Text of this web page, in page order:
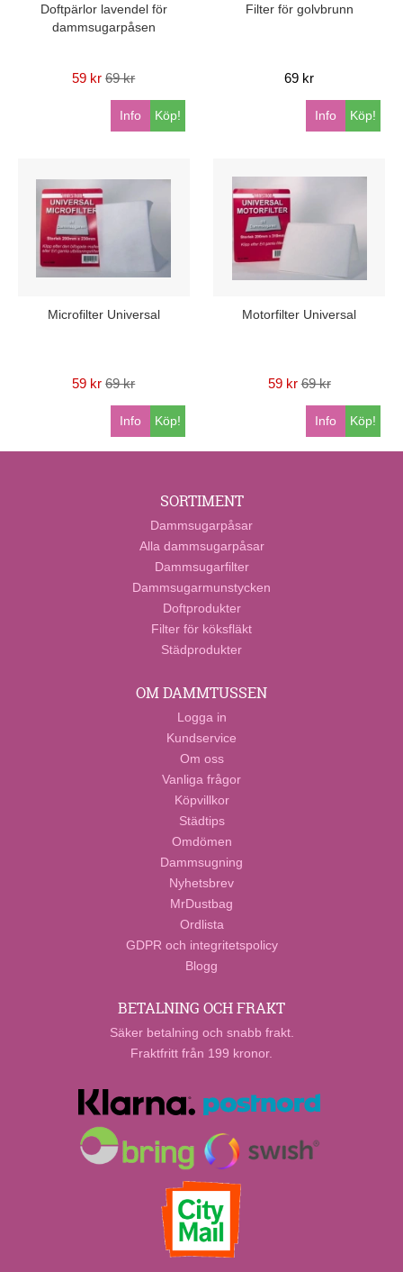
Doftpärlor lavendel för
dammsugarpåsen
59 kr 69 kr
Köp!
Info
Filter för golvbrunn
69 kr
Köp!
Info
Microfilter Universal
59 kr 69 kr
Köp!
Info
Motorfilter Universal
59 kr 69 kr
Köp!
Info
SORTIMENT
Dammsugarpåsar
Alla dammsugarpåsar
Dammsugarfilter
Dammsugarmunstycken
Doftprodukter
Filter för köksfläkt
Städprodukter
OM DAMMTUSSEN
Logga in
Kundservice
Om oss
Vanliga frågor
Köpvillkor
Städtips
Omdömen
Dammsugning
Nyhetsbrev
MrDustbag
Ordlista
GDPR och integritetspolicy
Blogg
BETALNING OCH FRAKT
Säker betalning och snabb frakt.
Fraktfritt från 199 kronor.